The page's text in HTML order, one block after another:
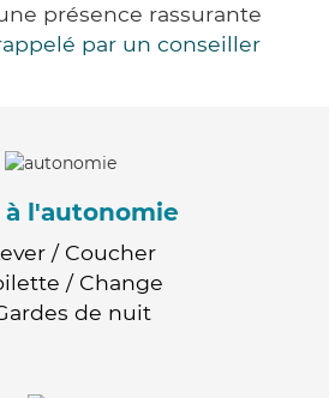
présence rassurante
par un conseiller
à l'autonomie
/ Coucher
/ Change
de nuit